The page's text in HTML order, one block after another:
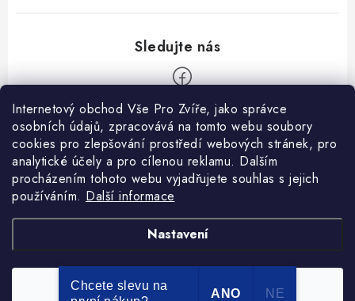
Internetový obchod Vše Pro Zvíře, jako správce
osobních údajů, zpracovává na tomto webu soubory
cookies pro zlepšování prostředí webových stránek, pro
analytické účely a pro cílenou reklamu. Dalším
procházením tohoto webu vyjadřujete souhlas s jejich
používáním. Další informace
Nastavení
Souhlasím
Informace pro Vás
Ceník dopravy
Kontakty
Obchodní podmínky
Podmínky ochrany osobních údajů
Heuréka recenze
Copyright 2026Vše Pro Zvíře . Všechna práva vyhrazena.
Chcete slevu na
ANO NE